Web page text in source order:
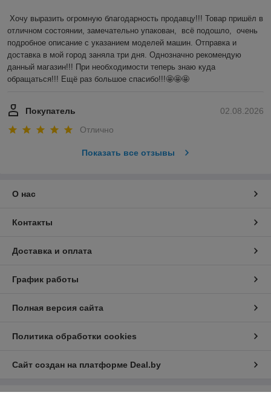
Хочу выразить огромную благодарность продавцу!!! Товар пришёл в
отличном состоянии, замечательно упакован,  всё подошло,  очень
подробное описание с указанием моделей машин. Отправка и
доставка в мой город заняла три дня. Однозначно рекомендую
данный магазин!!! При необходимости теперь знаю куда
обращаться!!! Ещё раз большое спасибо!!!🤩🤩🤩
02.08.2026
Покупатель
Отлично
Показать все отзывы
О нас
Контакты
Доставка и оплата
График работы
Полная версия сайта
Политика обработки cookies
Сайт создан на платформе Deal.by